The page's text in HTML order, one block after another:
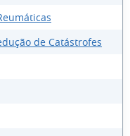
de Catástrofes